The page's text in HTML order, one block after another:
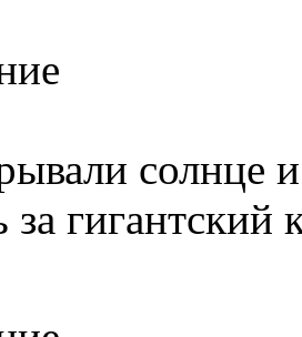
солнце
гигантский